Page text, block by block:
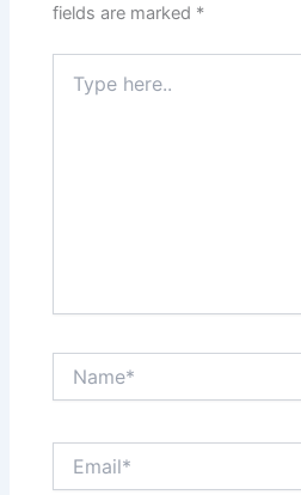
fields are marked *
here..